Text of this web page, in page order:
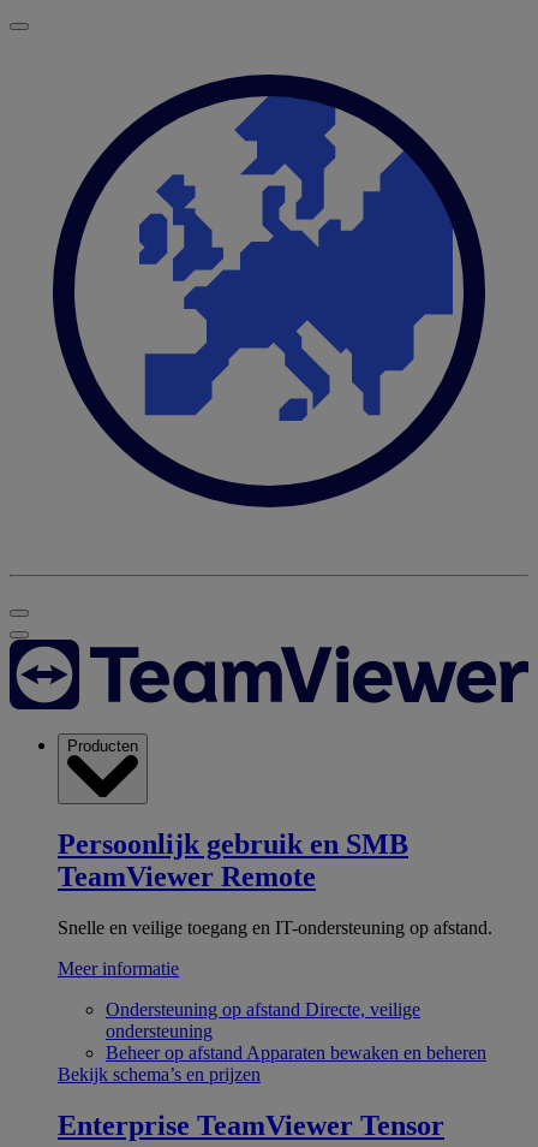
Producten
Persoonlijk gebruik en SMB
TeamViewer Remote
Snelle en veilige toegang en IT-ondersteuning op afstand.
Meer informatie
Ondersteuning op afstand Directe, veilige
ondersteuning
Beheer op afstand Apparaten bewaken en beheren
Bekijk schema’s en prijzen
Enterprise TeamViewer Tensor